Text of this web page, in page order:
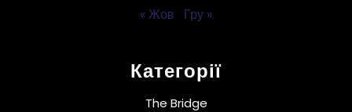
« Жов Гру »
Категорії
The Bridge